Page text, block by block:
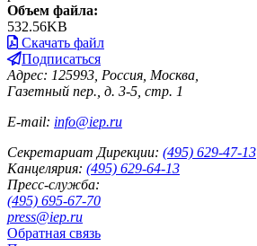
Объем файла:
532.56KB
Скачать файл
Подписаться
Адрес: 125993, Россия, Москва,
Газетный пер., д. 3-5, стр. 1
E-mail: info@iep.ru
Секретариат Дирекции: (495) 629-47-13
Канцелярия: (495) 629-64-13
Пресс-служба:
(495) 695-67-70
press@iep.ru
Обратная связь